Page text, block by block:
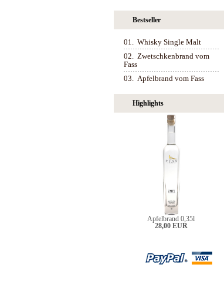
Bestseller
01. Whisky Single Malt
02. Zwetschkenbrand vom
Fass
03. Apfelbrand vom Fass
Highlights
Apfelbrand 0,35l
28,00 EUR